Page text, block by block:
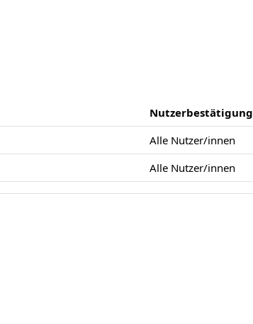
Nutzerbestätigung
Alle Nutzer/innen
Alle Nutzer/innen